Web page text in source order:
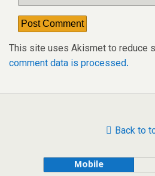
This site uses Akismet to reduce
comment data is processed.
Back to
Mobile